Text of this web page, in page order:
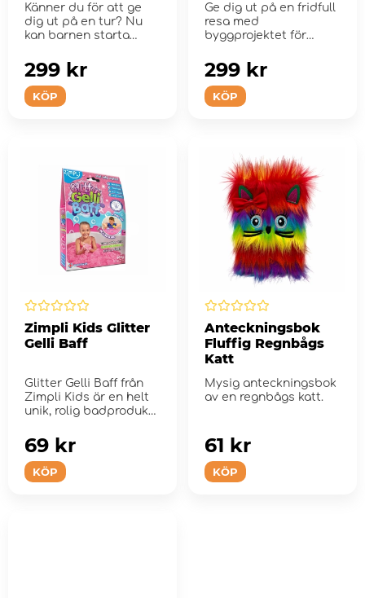
Känner du för att ge
dig ut på en tur? Nu
kan barnen starta
KÖP
299 kr
Ge dig ut på en fridfull
resa med
byggprojektet för
KÖP
299 kr
Zimpli Kids Glitter
Gelli Baff
Glitter Gelli Baff från
Zimpli Kids är en helt
unik, rolig badprodukt
KÖP
69 kr
Anteckningsbok
Fluffig Regnbågs
Katt
Mysig anteckningsbok
av en regnbågs katt.
KÖP
61 kr